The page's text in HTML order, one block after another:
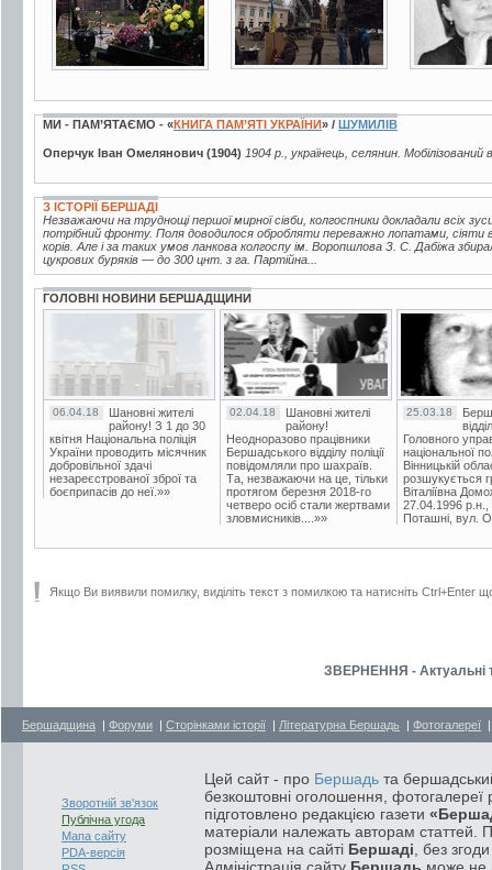
МИ - ПАМ’ЯТАЄМО - «КНИГА ПАМ’ЯТІ УКРАЇНИ» / ШУМИЛІВ
Оперчук Іван Омелянович (1904) 1904 р., українець, селянин.
З ІСТОРІЇ БЕРШАДІ
Незважаючи на труднощі першої мирної сівби, колгоспники докладали всіх
потрібний фронту. Поля доводилося обробляти переважно лопатами, сіяти
корів. Але і за таких умов ланкова колгоспу ім. Воропшлова З. С. Дабіжа
цукрових буряків — до 300 цнт. з га. Партійна...
ГОЛОВНІ НОВИНИ БЕРШАДЩИНИ
06.04.18
Шановні жителі
району! З 1 до 30
квітня Національна поліція
України проводить місячник
добровільної здачі
незареєстрованої зброї та
боєприпасів до неї.»»
02.04.18
Шановні жителі
району!
Неодноразово працівники
Бершадського відділу поліції
повідомляли про шахраїв.
Та, незважаючи на це, тільки
протягом березня 2018-го
четверо осіб стали жертвами
зловмисників....»»
25.03.18
Головного
національної
Вінницькій
розшукується
Віталіївна
27.04.1996 р.н.,
Поташні, вул.
Якщо Ви виявили помилку, виділіть текст з помилкою та натисніть Ctrl+Enter
ЗВЕРНЕННЯ - Актуальні
Бершадщина | Форуми | Сторінками історії | Літературна Бершадь | Фотогалереї
Зворотній зв'язок
Публічна угода
Мапа сайту
PDA-версія
Цей сайт - про Бершадь та
безкоштовні оголошення, фотогалереї
підготовлено редакцією газети
матеріали належать авторам статтей.
розміщена на сайті Бершаді , без